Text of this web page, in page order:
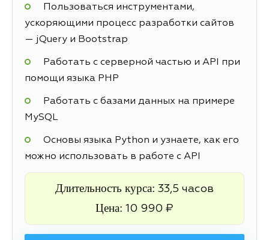
Пользоваться инструментами,
ускоряющими процесс разработки сайтов
— jQuery и Bootstrap
Работать с серверной частью и API при
помощи языка PHP
Работать с базами данных на примере
MySQL
Основы языка Python и узнаете, как его
можно использовать в работе с API
Длительность курса: 33,5 часов
Цена: 10 990 ₽